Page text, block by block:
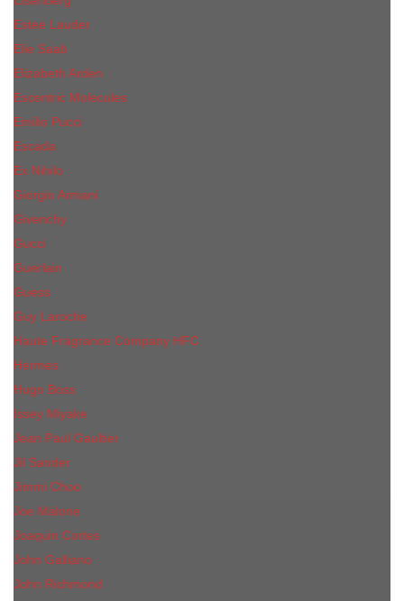
Еsteе Lаudеr
Elie Saab
Elizabeth Arden
Escentric Molecules
Emilio Pucci
Escada
Ex Nihilo
Giorgio Armani
Givenchy
Gucci
Guerlain
Guess
Guy Laroche
Haute Fragrance Company HFC
Hermes
Hugo Boss
Issey Miyake
Jean Paul Gaultier
Jil Sander
Jimmi Choo
Jое Malоnе
Joaquin Cortes
John Galliano
John Richmond